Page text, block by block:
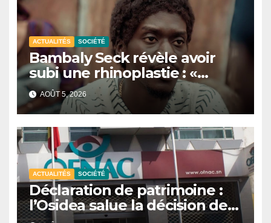
ACTUALITÉS SOCIÉTÉ
Bambaly Seck révèle avoir
subi une rhinoplastie : «
J’assume ce choix »
AOÛT 5, 2026
ACTUALITÉS SOCIÉTÉ
Déclaration de patrimoine :
l’Osidea salue la décision de